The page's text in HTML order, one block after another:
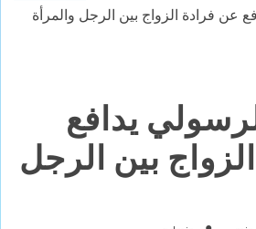
عن فرادة الزواج بين الرجل والمرأة
يدافع
بين الرجل